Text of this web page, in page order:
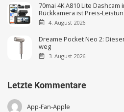
70mai 4K A810 Lite Dashcam
Rückkamera ist Preis-
4. August 2026
Dreame Pocket Neo 2:
weg
3. August 2026
Letzte Kommentare
App-Fan-Apple